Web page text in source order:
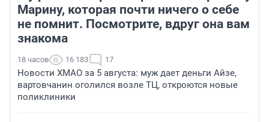
Марину, которая почти ничего о себе
не помнит. Посмотрите, вдруг она вам
знакома
18 часов 16 183 17
Новости ХМАО за 5 августа: муж дает деньги Айзе,
вартовчанин оголился возле ТЦ, откроются новые
поликлиники